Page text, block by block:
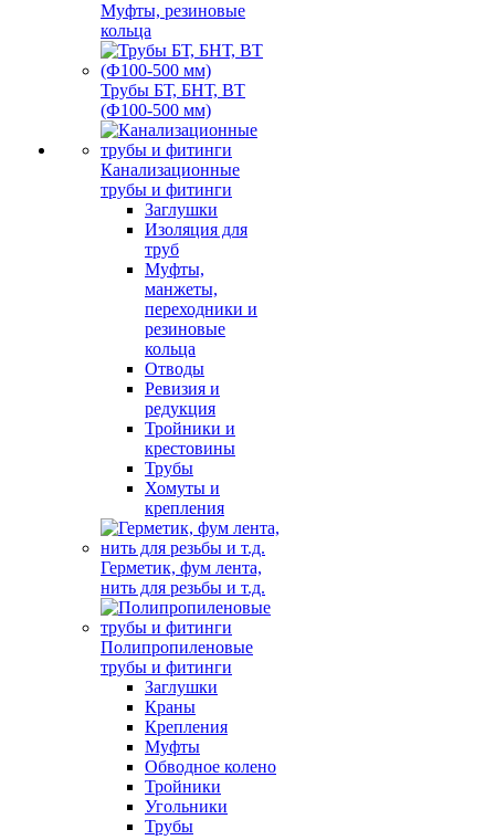
Муфты, резиновые
кольца
Трубы БТ, БНТ, ВТ
(Ф100-500 мм)
Канализационные
трубы и фитинги
Заглушки
Изоляция для
труб
Муфты,
манжеты,
переходники и
резиновые
кольца
Отводы
Ревизия и
редукция
Тройники и
крестовины
Трубы
Хомуты и
крепления
Герметик, фум лента,
нить для резьбы и т.д.
Полипропиленовые
трубы и фитинги
Заглушки
Краны
Крепления
Муфты
Обводное колено
Тройники
Угольники
Трубы